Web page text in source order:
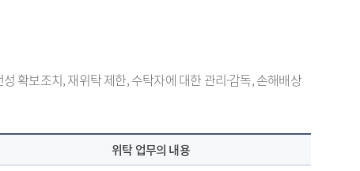
확보조치, 재위탁 제한, 수탁자에 대한 관리·감독, 손해배상
위탁 업무의 내용